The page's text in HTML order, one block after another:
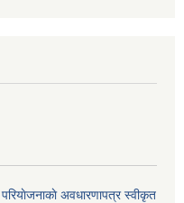
अवधारणापत्र स्वीकृत